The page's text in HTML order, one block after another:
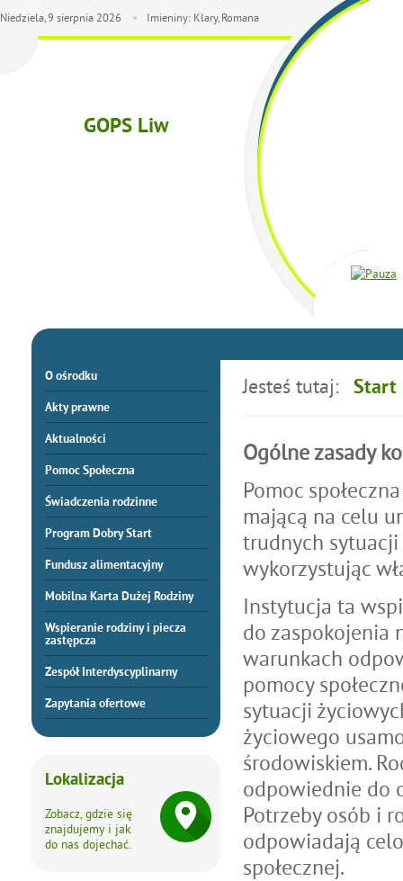
GOPS Liw
Niedziela, 9 sierpnia 2026 Imieniny: Klary, Romana
O ośrodku
Akty prawne
Aktualności
Pomoc Społeczna
Świadczenia rodzinne
Program Dobry Start
Fundusz alimentacyjny
Mobilna Karta Dużej Rodziny
Wspieranie rodziny i piecza
zastępcza
Zespół Interdyscyplinarny
Zapytania ofertowe
Lokalizacja
Zobacz, gdzie się
znajdujemy i jak
do nas dojechać.
Jesteś tutaj: Start
Ogólne zasady
Pomoc
mającą na celu
trudnych sytuacji
wykorzystując
Instytucja ta
do zaspokojenia
warunkach
pomocy
sytuacji
życiowego
środowiskiem.
odpowiednie do
Potrzeby osób i
odpowiadają
społecznej.